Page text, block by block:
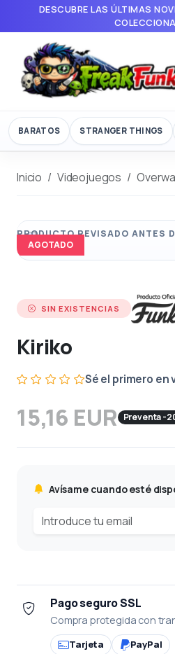
DESCUBRE LAS ÚLTIMAS
BARATOS STRANGER THINGS
Inicio Videojuegos
AGOTADO
SIN EXISTENCIAS
Kiriko
Sé el primero
15,16 EUR Preventa -
Avísame cuando esté
Pago seguro SSL
Compra protegida con
Tarjeta PayPal